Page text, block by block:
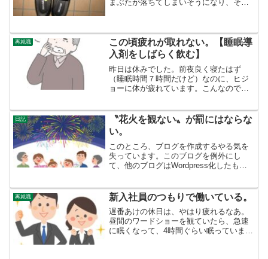
まぶたが落ちてしまいそうになり、その
導入剤の影響もあると思い...
再就職
この頃疲れが取れない。【睡眠導
入剤をしばらく飲む】
昨日は休みでした。前夜良く寝たはず
（睡眠時間７時間だけど）なのに、ヒジ
ョーに体が疲れています。こんなので勤
が良からぬ状態ではないか？と健康不安
も増大していきます。座って...
日記
〝花火を観ない〟が罰にはならな
い。
このところ、ブログを作成するやる気を
失っています。このブログを例外にし
て、他のブログはWordpress化したもの
コンゲームに逃避しています。ゲームも
時間を決めて楽しめ...
再就職 新入社員のつもりで働いている。
遅番あけの休日は、やはり疲れるなあ。
昼間のワードショーを観ていたら、急速
に眠くなって、4時間ぐらい眠っていまし